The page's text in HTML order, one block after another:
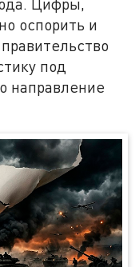
оспорить и
под
направление